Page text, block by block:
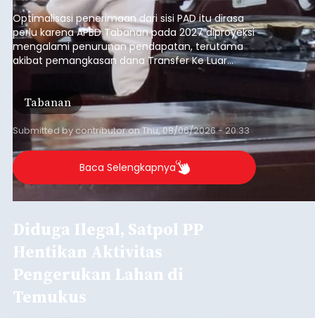
Optimalisasi penerimaan dari sisi PAD itu dirasa
perlu karena APBD Tabanan pada 2027 diproyeksi
mengalami penurunan pendapatan, terutama
akibat pemangkasan dana Transfer Ke Luar
Daerah (TKD) dari pemerintah pusat.
Tabanan
Submitted by contributoronThu, 08/06/2026 - 20:33
Baca Selengkapnya
Diduga Ilegal, Satpol PP
Hentikan Aktivitas
Pengerukan Lahan di
Temukus